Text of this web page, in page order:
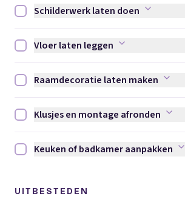
Schilderwerk laten doen afvinken
Schilderwerk laten doen
Vloer laten leggen afvinken
Vloer laten leggen
Raamdecoratie laten maken afvinken
Raamdecoratie laten maken
Klusjes en montage afronden afvinken
Klusjes en montage afronden
Keuken of badkamer aanpakken afvinken
Keuken of badkamer aanpakken
UITBESTEDEN